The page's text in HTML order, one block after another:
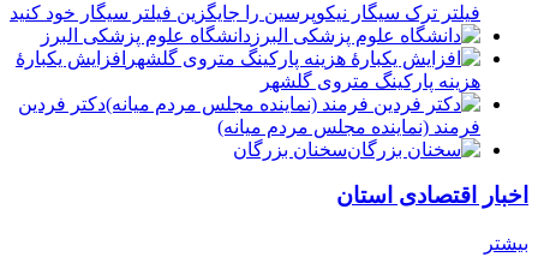
فیلتر ترک سیگار نیکوپرسین را جایگزین فیلتر سیگار خود کنید
دانشگاه علوم پزشکی البرز
افزایش یکبارۀ
هزینه پارکینگ متروی گلشهر
دكتر فردين
فرمند (نماينده مجلس مردم میانه)
سخنان بزرگان
اخبار اقتصادی استان
بیشتر